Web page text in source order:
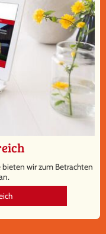
wir zum Betrachten